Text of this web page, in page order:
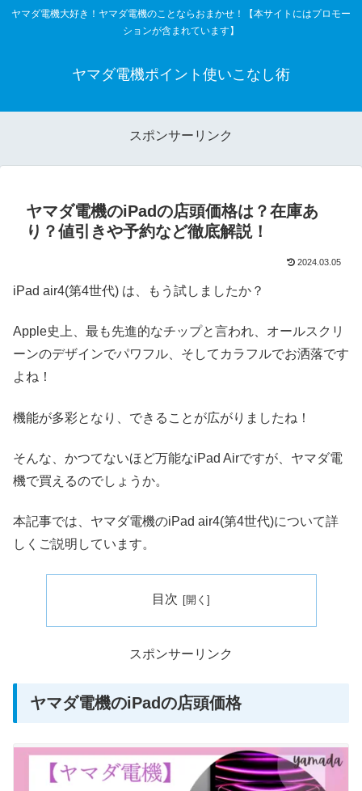
ヤマダ電機大好き！ヤマダ電機のことならおまかせ！【本サイトにはプロモー
ションが含まれています】
ヤマダ電機ポイント使いこなし術
スポンサーリンク
ヤマダ電機のiPadの店頭価格は？在庫あ
り？値引きや予約など徹底解説！
2024.03.05
iPad air4(第4世代) は、もう試しましたか？
Apple史上、最も先進的なチップと言われ、オールスクリ
ーンのデザインでパワフル、そしてカラフルでお洒落です
よね！
機能が多彩となり、できることが広がりましたね！
そんな、かつてないほど万能なiPad Airですが、ヤマダ電
機で買えるのでしょうか。
本記事では、ヤマダ電機のiPad air4(第4世代)について詳
しくご説明しています。
目次
スポンサーリンク
ヤマダ電機のiPadの店頭価格